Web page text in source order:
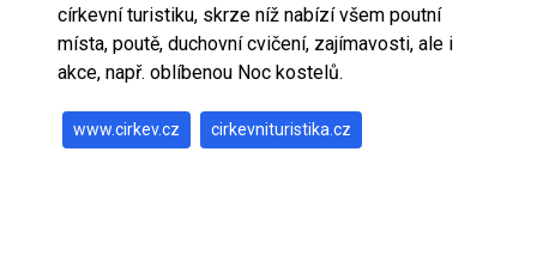
církevní turistiku, skrze níž nabízí všem poutní
místa, poutě, duchovní cvičení, zajímavosti, ale i
akce, např. oblíbenou Noc kostelů.
www.cirkev.cz cirkevnituristika.cz